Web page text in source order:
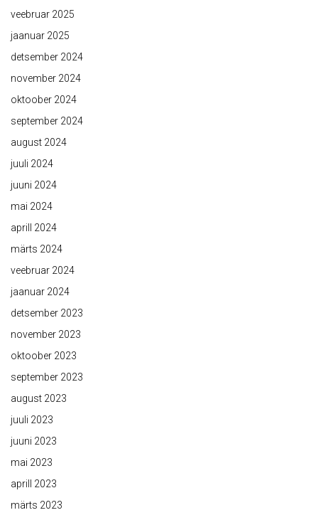
veebruar 2025
jaanuar 2025
detsember 2024
november 2024
oktoober 2024
september 2024
august 2024
juuli 2024
juuni 2024
mai 2024
aprill 2024
märts 2024
veebruar 2024
jaanuar 2024
detsember 2023
november 2023
oktoober 2023
september 2023
august 2023
juuli 2023
juuni 2023
mai 2023
aprill 2023
märts 2023